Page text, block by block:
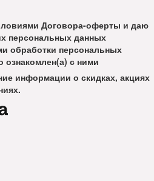
Договора-оферты и даю
персональных данных
обработки персональных
с ними
информации о скидках, акциях